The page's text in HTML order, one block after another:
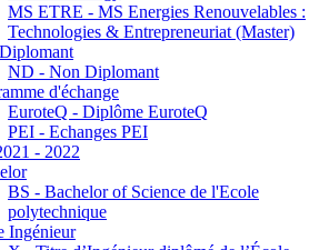
MS ETRE - MS Energies Renouvelables :
Technologies & Entrepreneuriat (Master)
ND - Non Diplomant
d'échange
EuroteQ - Diplôme EuroteQ
PEI - Echanges PEI
- 2022
BS - Bachelor of Science de l'Ecole
polytechnique
Ingénieur